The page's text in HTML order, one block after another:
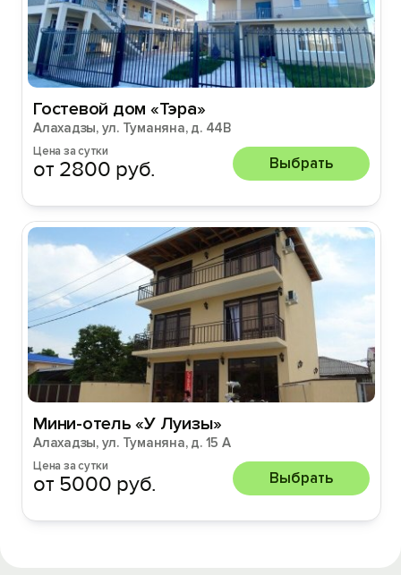
Гостевой дом «Тэра»
Алахадзы, ул. Туманяна, д. 44В
Цена за сутки
от 2800 руб. Выбрать
Мини-отель «У Луизы»
Алахадзы, ул. Туманяна, д. 15 А
Цена за сутки
от 5000 руб. Выбрать